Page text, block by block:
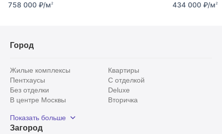
758 000 ₽/м2 434 000 ₽/м2
Город
Жилые комплексы
Квартиры
Пентхаусы
С отделкой
Без отделки
Deluxe
В центре Москвы
Вторичка
Рядом с парком
С панорамными окнами
Показать больше
Загород